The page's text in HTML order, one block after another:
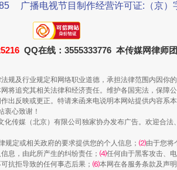
送你一朵小红花
广播电视节目制作经营许可证:（京）
QQ在线：3555333776 本传媒网律师
规及行业规定和网络职业道德，承担法律范围内因你
将追究其相关法律和经济责任。维护各国宪法，保障
出反映或更正。特请来函来电说明本网站提供内容系
衷心致谢！
传媒（北京）有限公司独家协办发布广告。欢迎合
规定或相关政府的要求提供您的个人信息； ⑵由于您将
息，由此所产生的纠纷责任； ⑷任何由于黑客攻击、
可抗拒导致的任何事态后果； ⑹本网在各服务条款及声